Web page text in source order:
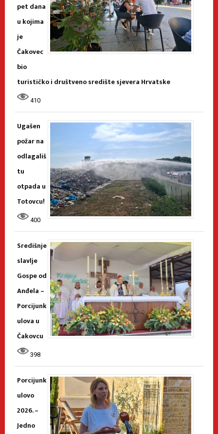
pet dana
u kojima
je
Čakovec
bio
turističko i društveno središte sjevera Hrvatske
410
Ugašen
požar na
odlagališ
tu
otpada u
Totovcu!
400
Središnje
slavlje
Gospe od
Anđela –
Porcijunk
ulova u
Čakovcu
398
Porcijunk
ulovo
2026. –
Jedno